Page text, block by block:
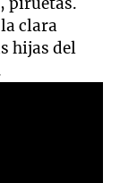
clara
hijas del